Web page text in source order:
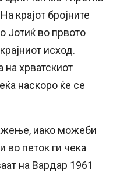
крајот бројните
Јотиќ во првото
исход.
хрватскиот
наскоро ќе се
иако можеби
во петок ги чека
на Вардар 1961